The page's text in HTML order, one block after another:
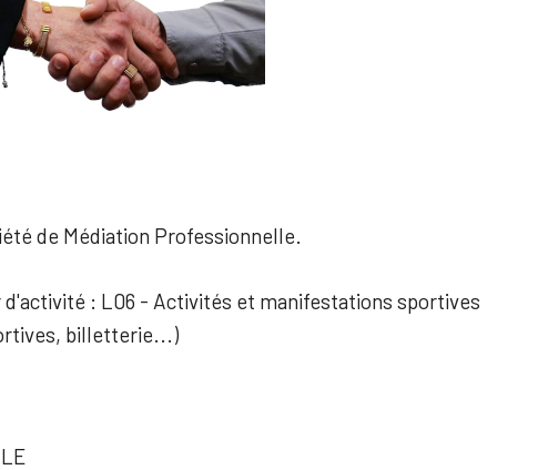
de Médiation Professionnelle.
: L06 - Activités et manifestations sportives
billetterie...)